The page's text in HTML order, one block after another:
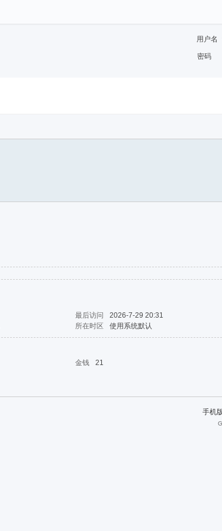
用户名
密码
最后访问
2026-7-29 20:31
所在时区 使用系统默认
金钱
21
手机